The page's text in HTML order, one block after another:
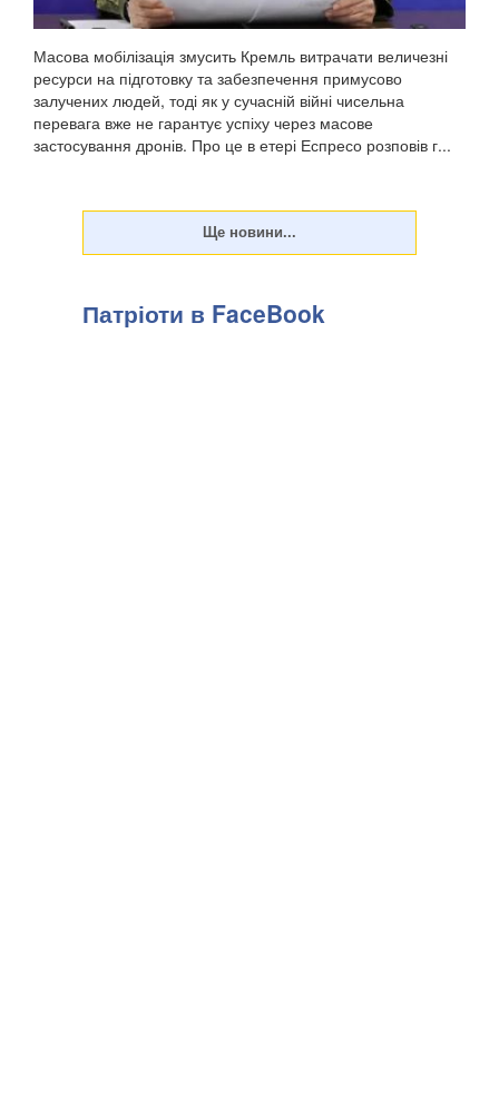
Масова мобілізація змусить Кремль витрачати величезні
ресурси на підготовку та забезпечення примусово
залучених людей, тоді як у сучасній війні чисельна
перевага вже не гарантує успіху через масове
застосування дронів. Про це в етері Еспресо розповів г...
Патріоти в FaceBook